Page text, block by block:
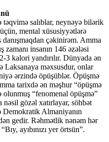
salıblar, neynəyə bilərik
mental xüsusiyyətlərə
çəkinirəm. Amma
insanın 146 əzələsi
3 kalori yandırılır. Dünyada ən
Laksanaya məxsusdur, onlar
ərzində öpüşüblər. Öpüşmə
tarixdə ən məşhur “öpüşmə
“fenomenal öpüşmə”
gözəl xatırlayar, söhbət
Almaniyanın
gedir. Rəhmətlik nənəm hər
ayıbınızı yer örtsün”.